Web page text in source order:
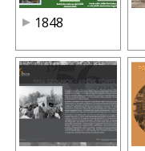
1848